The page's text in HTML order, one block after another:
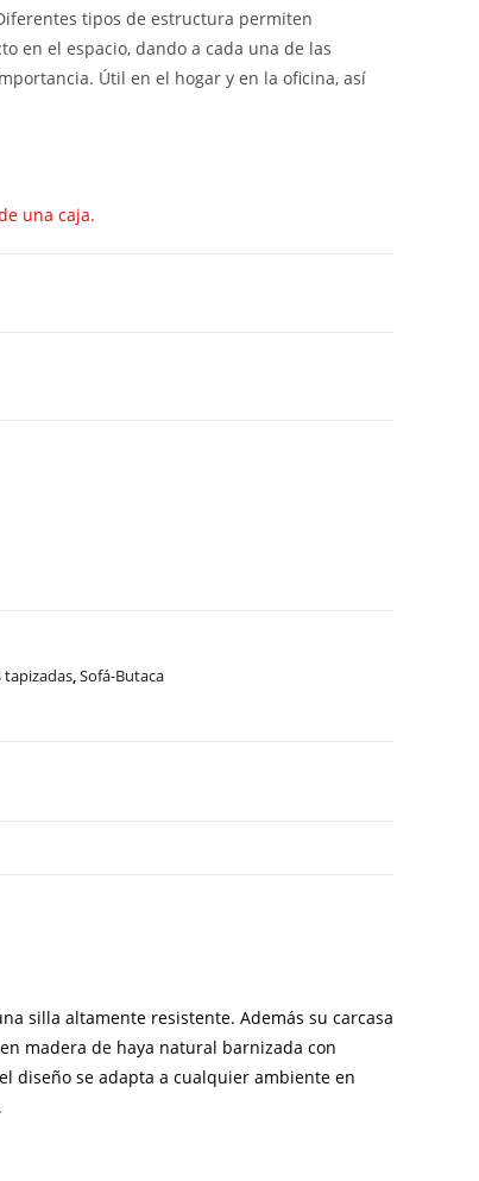
tipos de estructura permiten
en el espacio, dando a cada una de las
Útil en el hogar y en la oficina, así
una caja.
tapizadas,Sofá-Butaca
silla altamente resistente. Además su carcasa
madera de haya natural barnizada con
diseño se adapta a cualquier ambiente en